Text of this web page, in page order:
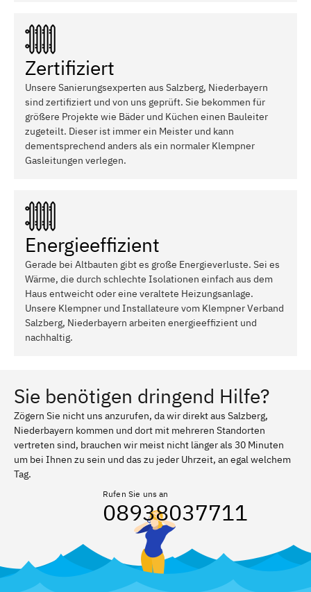
Zertifiziert
Unsere Sanierungsexperten aus Salzberg, Niederbayern
sind zertifiziert und von uns geprüft. Sie bekommen für
größere Projekte wie Bäder und Küchen einen Bauleiter
zugeteilt. Dieser ist immer ein Meister und kann
dementsprechend anders als ein normaler Klempner
Gasleitungen verlegen.
Energieeffizient
Gerade bei Altbauten gibt es große Energieverluste. Sei es
Wärme, die durch schlechte Isolationen einfach aus dem
Haus entweicht oder eine veraltete Heizungsanlage.
Unsere Klempner und Installateure vom Klempner Verband
Salzberg, Niederbayern arbeiten energieeffizient und
nachhaltig.
Sie benötigen dringend Hilfe?
Zögern Sie nicht uns anzurufen, da wir direkt aus Salzberg,
Niederbayern kommen und dort mit mehreren Standorten
vertreten sind, brauchen wir meist nicht länger als 30 Minuten
um bei Ihnen zu sein und das zu jeder Uhrzeit, an egal welchem
Tag.
Rufen Sie uns an
08938037711